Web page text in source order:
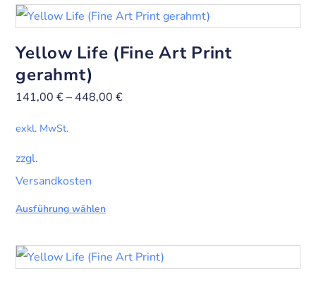
Yellow Life (Fine Art Print
gerahmt)
141,00€– 448,00€
exkl. MwSt.
zzgl.
Versandkosten
Ausführung wählen